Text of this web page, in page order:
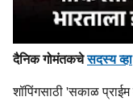
दैनिक गोमंतकचेसदस्य व्हा
शॉपिंगसाठी 'सकाळ